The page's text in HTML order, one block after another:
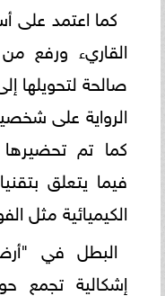
كما اعتمد على
القاريء ورفع
صالحة لتحويلها
الرواية على
كما تم
فيما يتعلق
الكيميائية مثل
البطل في
إشكالية تجمع